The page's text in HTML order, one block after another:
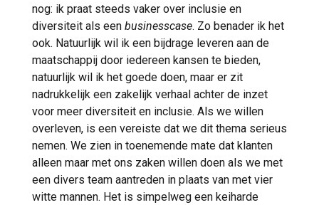
nog: ik praat steeds vaker over inclusie en
diversiteit als een businesscase. Zo benader ik het
ook. Natuurlijk wil ik een bijdrage leveren aan de
maatschappij door iedereen kansen te bieden,
natuurlijk wil ik het goede doen, maar er zit
nadrukkelijk een zakelijk verhaal achter de inzet
voor meer diversiteit en inclusie. Als we willen
overleven, is een vereiste dat we dit thema serieus
nemen. We zien in toenemende mate dat klanten
alleen maar met ons zaken willen doen als we met
een divers team aantreden in plaats van met vier
witte mannen. Het is simpelweg een keiharde